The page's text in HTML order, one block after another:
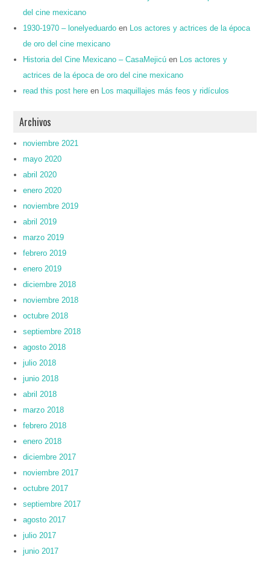
del cine mexicano
1930-1970 – lonelyeduardo en
Los actores y actrices de la época
de oro del cine mexicano
Historia del Cine Mexicano – CasaMejicú en
Los actores y
actrices de la época de oro del cine mexicano
read this post here en Los maquillajes más feos y ridículos
Archivos
noviembre 2021
mayo 2020
abril 2020
enero 2020
noviembre 2019
abril 2019
marzo 2019
febrero 2019
enero 2019
diciembre 2018
noviembre 2018
octubre 2018
septiembre 2018
agosto 2018
julio 2018
junio 2018
abril 2018
marzo 2018
febrero 2018
enero 2018
diciembre 2017
noviembre 2017
octubre 2017
septiembre 2017
agosto 2017
julio 2017
junio 2017